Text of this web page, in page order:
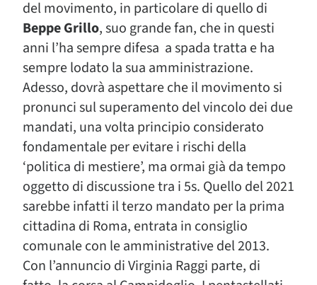
del movimento, in particolare di quello di
Beppe Grillo, suo grande fan, che in questi
anni l’ha sempre difesa a spada tratta e ha
sempre lodato la sua amministrazione.
Adesso, dovrà aspettare che il movimento si
pronunci sul superamento del vincolo dei due
mandati, una volta principio considerato
fondamentale per evitare i rischi della
‘politica di mestiere’, ma ormai già da tempo
oggetto di discussione tra i 5s. Quello del 2021
sarebbe infatti il terzo mandato per la prima
cittadina di Roma, entrata in consiglio
comunale con le amministrative del 2013.
Con l’annuncio di Virginia Raggi parte, di